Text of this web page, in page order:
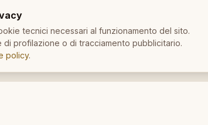
DizionarioItaliano.net
tecnici necessari al funzionamento del sito.
di profilazione o di tracciamento pubblicitario.
policy.